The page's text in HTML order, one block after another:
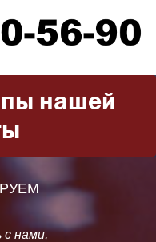
нашей
с нами,